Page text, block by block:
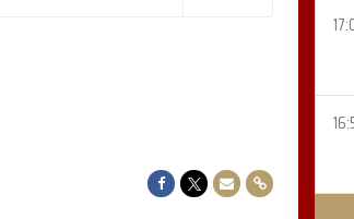
Delen op Facebook
Delen op Twitter
Delen via Mail
Delen via link